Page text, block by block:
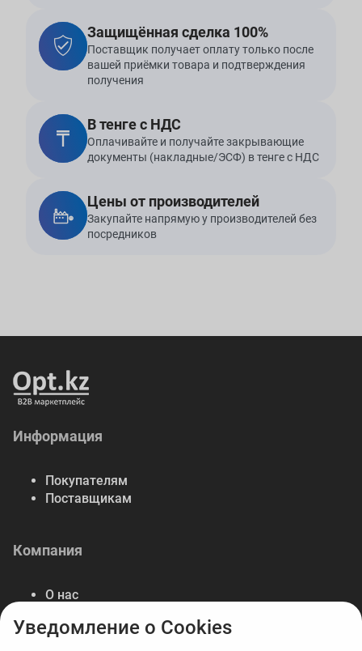
Защищённая сделка 100%
Поставщик получает оплату только после
вашей приёмки товара и подтверждения
получения
В тенге с НДС
Оплачивайте и получайте закрывающие
документы (накладные/ЭСФ) в тенге с НДС
Цены от производителей
Закупайте напрямую у производителей без
посредников
Информация
Покупателям
Поставщикам
Компания
О нас
Реквизиты
Уведомление о Cookies